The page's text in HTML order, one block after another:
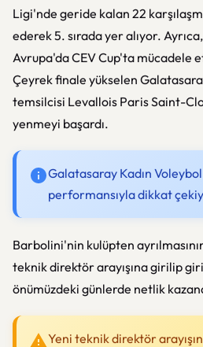
Ligi'nde geride kalan 22
ederek 5. sırada yer alıyor. Ayrıca,
Avrupa'da CEV Cup'ta mücadele
Çeyrek finale yükselen
temsilcisi Levallois Paris Saint-
yenmeyi başardı.
Galatasaray Kadın Voleybol
performansıyla dikkat
Barbolini'nin kulüpten
teknik direktör arayışına girilip
önümüzdeki günlerde netlik
Yeni teknik direktör